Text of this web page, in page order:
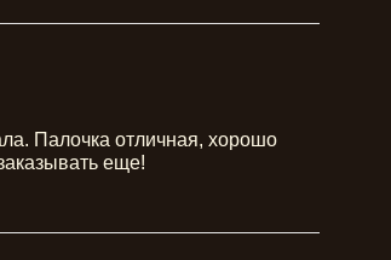
Палочка отличная, хорошо
еще!